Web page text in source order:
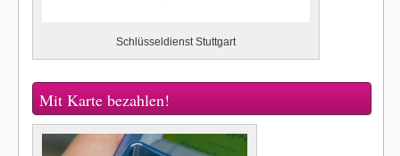
Schlüsseldienst Stuttgart
Mit Karte bezahlen!